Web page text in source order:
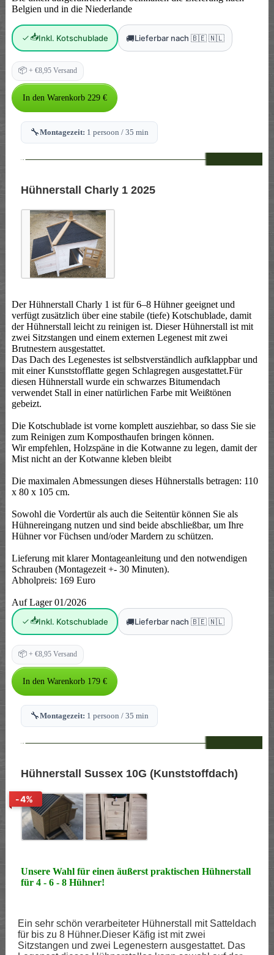
Belgien und in die Niederlande
📥Inkl. Kotschublade 🚚Lieferbar nach 🇧🇪 🇳🇱
📦 + €8,95 Versand
🔧Montagezeit: 1 persoon / 35 min
--
Hühnerstall Charly 1 2025
Der Hühnerstall Charly 1 ist für 6–8 Hühner geeignet und
verfügt zusätzlich über eine stabile (tiefe) Kotschublade, damit
der Hühnerstall leicht zu reinigen ist. Dieser Hühnerstall ist mit
zwei Sitzstangen und einem externen Legenest mit zwei
Brutnestern ausgestattet.
Das Dach des Legenestes ist selbstverständlich aufklappbar und
mit einer Kunststofflatte gegen Schlagregen ausgestattet.Für
diesen Hühnerstall wurde ein schwarzes Bitumendach
verwendet Stall in einer natürlichen Farbe mit Weißtönen
gebeizt.
Die Kotschublade ist vorne komplett ausziehbar, so dass Sie sie
zum Reinigen zum Komposthaufen bringen können.
Wir empfehlen, Holzspäne in die Kotwanne zu legen, damit der
Mist nicht an der Kotwanne kleben bleibt
Die maximalen Abmessungen dieses Hühnerstalls betragen: 110
x 80 x 105 cm.
Sowohl die Vordertür als auch die Seitentür können Sie als
Hühnereingang nutzen und sind beide abschließbar, um Ihre
Hühner vor Füchsen und/oder Mardern zu schützen.
Lieferung mit klarer Montageanleitung und den notwendigen
Schrauben (Montagezeit +- 30 Minuten).
Abholpreis: 169 Euro
Auf Lager 01/2026
📥Inkl. Kotschublade 🚚Lieferbar nach 🇧🇪 🇳🇱
📦 + €8,95 Versand
🔧Montagezeit: 1 persoon / 35 min
--
Hühnerstall Sussex 10G (Kunststoffdach)
-4%
Unsere Wahl für einen äußerst praktischen Hühnerstall
für 4 - 6 - 8 Hühner!
Ein sehr schön verarbeiteter Hühnerstall mit Satteldach
für bis zu 8 Hühner.Dieser Käfig ist mit zwei
Sitzstangen und zwei Legenestern ausgestattet. Das